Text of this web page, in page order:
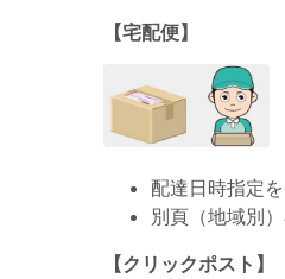
【宅配便】
配達日時指定
別頁（地域別
【クリックポスト】